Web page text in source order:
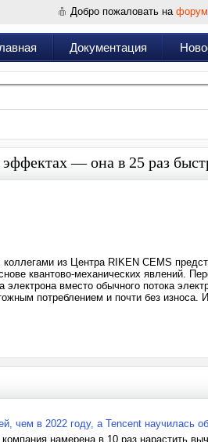
Добро пожаловать на форум
Документация
— она в 25 раз
из Центра RIKEN CEMS
квантово-механических явлений.
вместо обычного потока
потреблением и почти без износа.
чем в 2022 году, а Tencent научилась
намерена в 10 раз нарастить